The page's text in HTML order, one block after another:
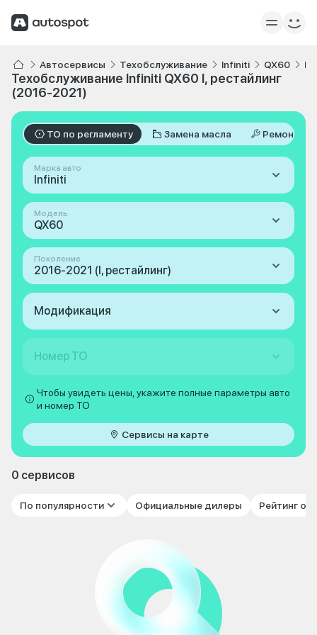
Автосервисы Техобслуживание Infiniti QX60 I,
Техобслуживание Infiniti QX60 I, рестайлинг
(2016-2021)
ТО по регламенту Замена масла Ремонт
Марка авто
Infiniti
Модель
QX60
Поколение
2016-2021 (I, рестайлинг)
Модификация
Номер ТО
Чтобы увидеть цены, укажите полные параметры авто
и номер ТО
Сервисы на карте
0 сервисов
По популярности Официальные дилеры Рейтинг